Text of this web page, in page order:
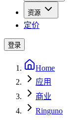
资源
定价
登录
Home
应用
商业
Ringuno